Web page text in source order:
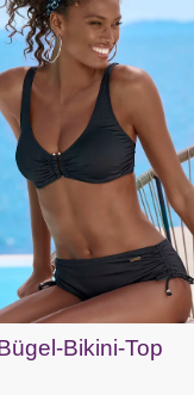
Bikini-Top